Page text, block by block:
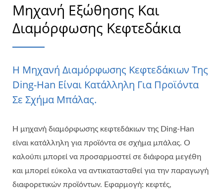
Μηχανή Εξώθησης Και
Διαμόρφωσης Κεφτεδάκια
Η Μηχανή Διαμόρφωσης Κεφτεδάκιων Της
Ding-Han Είναι Κατάλληλη Για Προϊόντα
Σε Σχήμα Μπάλας.
Η μηχανή διαμόρφωσης κεφτεδάκιων της Ding-Han
είναι κατάλληλη για προϊόντα σε σχήμα μπάλας. Ο
καλούπι μπορεί να προσαρμοστεί σε διάφορα μεγέθη
και μπορεί εύκολα να αντικατασταθεί για την παραγωγή
διαφορετικών προϊόντων. Εφαρμογή: κεφτές,